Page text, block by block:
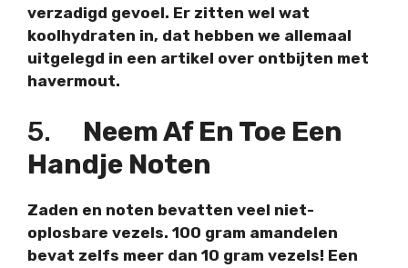
verzadigd gevoel. Er zitten wel wat
koolhydraten in, dat hebben we allemaal
uitgelegd in een artikel over ontbijten met
havermout.
5. Neem Af En Toe Een
Handje Noten
Zaden en noten bevatten veel niet-
oplosbare vezels. 100 gram amandelen
bevat zelfs meer dan 10 gram vezels! Een